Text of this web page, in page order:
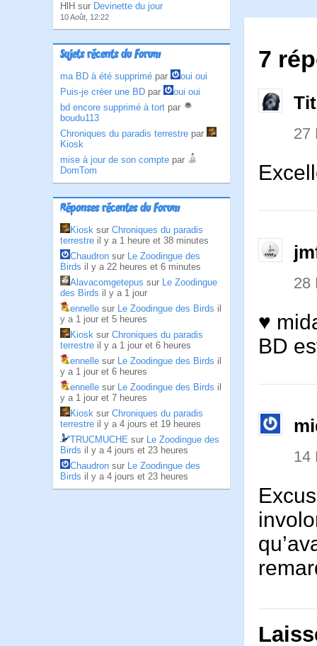
HlH sur Devinette du jour
10 Août, 12:22
Sujets récents du Forum
ma BD à été supprimé par
oui oui
Puis-je créer une BD par
oui oui
bd encore supprimé à tort par
boudu113
Chroniques du paradis terrestre par
Kiosk
mise à jour de son compte par
DomTom
Réponses récentes du Forum
Kiosk sur Chroniques du paradis
terrestre il y a 1 heure et 38 minutes
Chaudron sur Le Zoodingue des
Birds il y a 22 heures et 6 minutes
Alavacomgetepus sur Le Zoodingue
des Birds il y a 1 jour
ennelle sur Le Zoodingue des Birds il
y a 1 jour et 5 heures
Kiosk sur Chroniques du paradis
terrestre il y a 1 jour et 6 heures
ennelle sur Le Zoodingue des Birds il
y a 1 jour et 6 heures
ennelle sur Le Zoodingue des Birds il
y a 1 jour et 7 heures
Kiosk sur Chroniques du paradis
terrestre il y a 4 jours et 19 heures
TRUCMUCHE sur Le Zoodingue des
Birds il y a 4 jours et 23 heures
Chaudron sur Le Zoodingue des
Birds il y a 4 jours et 23 heures
7
27
28
♥
BD
14